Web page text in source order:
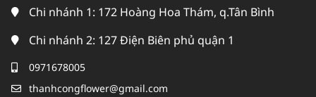
Chi nhánh 1: 172 Hoàng Hoa Thám, q.Tân Bình
Chi nhánh 2: 127 Điện Biên phủ quận 1
0971678005
thanhcongflower@gmail.com